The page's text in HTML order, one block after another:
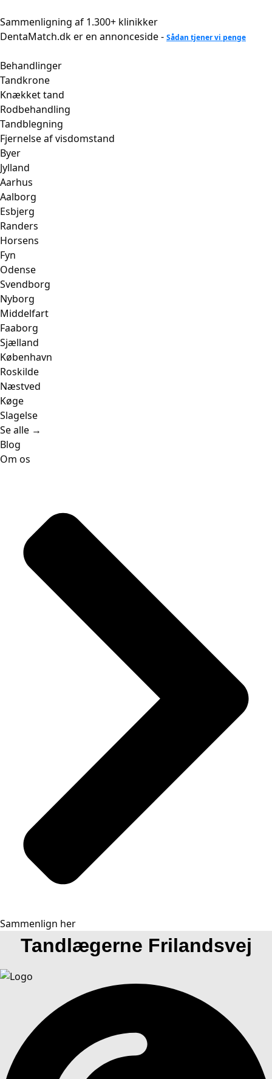
til
indhold
Sammenligning af 1.300+ klinikker
DentaMatch.dk er en annonceside - Sådan tjener vi penge
Behandlinger
Tandkrone
Knækket tand
Rodbehandling
Tandblegning
Fjernelse af visdomstand
Byer
Jylland
Aarhus
Aalborg
Esbjerg
Randers
Horsens
Fyn
Odense
Svendborg
Nyborg
Middelfart
Faaborg
Sjælland
København
Roskilde
Næstved
Køge
Slagelse
Se alle →
Blog
Om os
Sammenlign her
Tandlægerne Frilandsvej